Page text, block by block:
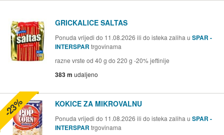
GRICKALICE SALTAS
Ponuda vrijedi do 11.08.2026 ili do isteka zaliha u SPAR -
INTERSPAR trgovinama
razne vrste od 40 g do 220 g -20% jeftinije
383 m udaljeno
KOKICE ZA MIKROVALNU
Ponuda vrijedi do 11.08.2026 ili do isteka zaliha u SPAR -
INTERSPAR trgovinama
-23%